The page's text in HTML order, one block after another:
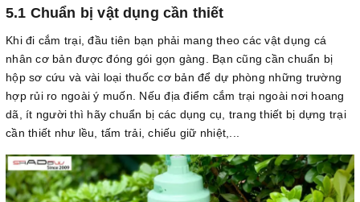
5.1 Chuẩn bị vật dụng cần thiết
Khi đi cắm trại, đầu tiên bạn phải mang theo các vật dụng cá
nhân cơ bản được đóng gói gọn gàng. Bạn cũng cần chuẩn bị
hộp sơ cứu và vài loại thuốc cơ bản để dự phòng những trường
hợp rủi ro ngoài ý muốn. Nếu địa điểm cắm trại ngoài nơi hoang
dã, ít người thì hãy chuẩn bị các dụng cụ, trang thiết bị dựng trại
cần thiết như lều, tấm trải, chiếu giữ nhiệt,...